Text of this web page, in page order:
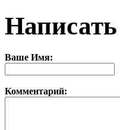
Ваше Имя:
Комментарий: